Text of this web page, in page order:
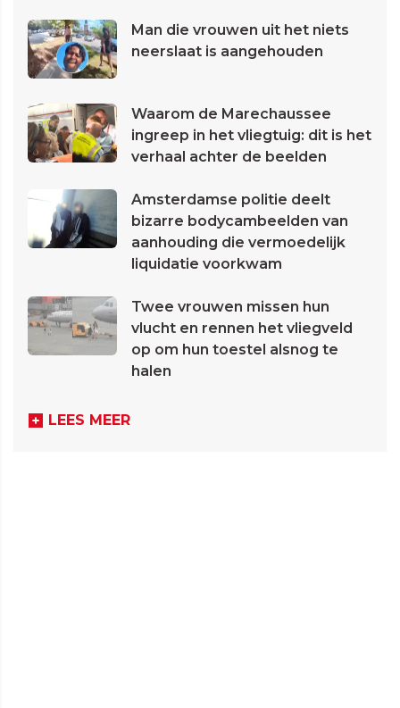
Man die vrouwen uit het niets
neerslaat is aangehouden
Waarom de Marechaussee
ingreep in het vliegtuig: dit is het
verhaal achter de beelden
Amsterdamse politie deelt
bizarre bodycambeelden van
aanhouding die vermoedelijk
liquidatie voorkwam
Twee vrouwen missen hun
vlucht en rennen het vliegveld
op om hun toestel alsnog te
halen
LEES MEER